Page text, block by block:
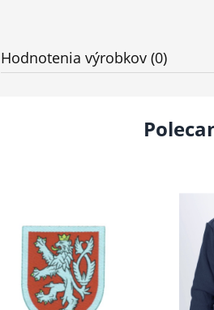
Hodnotenia výrobkov (0)